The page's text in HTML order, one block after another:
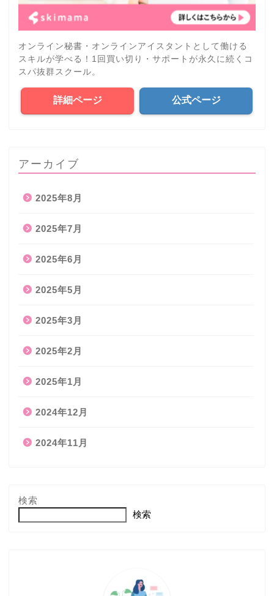
オンライン秘書・オンラインアイスタントとして働ける
スキルが学べる！1回買い切り・サポートが永久に続くコ
スパ抜群スクール。
詳細ページ 公式ページ
アーカイブ
2025年8月
2025年7月
2025年6月
2025年5月
2025年3月
2025年2月
2025年1月
2024年12月
2024年11月
検索
検索